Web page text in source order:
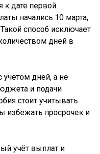
к дате первой
начались 10 марта,
способ исключает
дней в
дней, а не
и подачи
стоит учитывать
избежать просрочек и
учёт выплат и